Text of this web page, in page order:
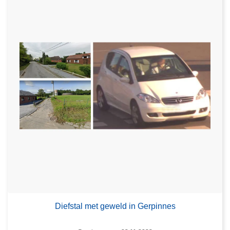
Diefstal met geweld in Gerpinnes